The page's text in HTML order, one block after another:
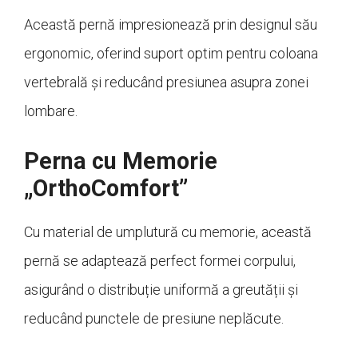
Această pernă impresionează prin designul său
ergonomic, oferind suport optim pentru coloana
vertebrală și reducând presiunea asupra zonei
lombare.
Perna cu Memorie
„OrthoComfort”
Cu material de umplutură cu memorie, această
pernă se adaptează perfect formei corpului,
asigurând o distribuție uniformă a greutății și
reducând punctele de presiune neplăcute.